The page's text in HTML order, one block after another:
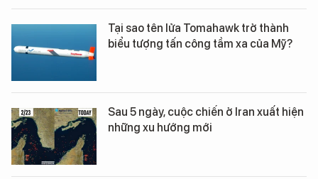
Tại sao tên lửa Tomahawk trở thành
biểu tượng tấn công tầm xa của Mỹ?
Sau 5 ngày, cuộc chiến ở Iran xuất hiện
những xu hướng mới